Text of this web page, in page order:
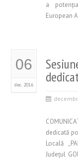
a
European
06
dec. 2016
dedicată
Locală
Judeţul